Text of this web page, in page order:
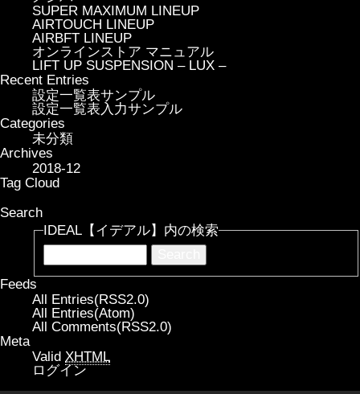
SUPER MAXIMUM LINEUP
AIRTOUCH LINEUP
AIRBFT LINEUP
オンラインストア マニュアル
LIFT UP SUSPENSION – LUX –
Recent Entries
設定一覧表サンプル
設定一覧表入力サンプル
Categories
未分類
Archives
2018-12
Tag Cloud
Search
IDEAL【イデアル】内の検索
Feeds
All Entries(RSS2.0)
All Entries(Atom)
All Comments(RSS2.0)
Meta
Valid XHTML
ログイン